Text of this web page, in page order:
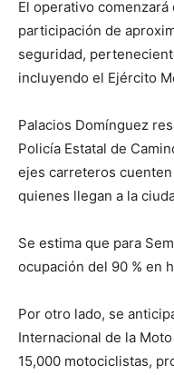
El operativo
participación de
seguridad,
incluyendo el Ejército
Palacios Domínguez
Policía Estatal de
ejes carreteros
quienes llegan a la
Se estima que para
ocupación del 90 % en
Por otro lado, se
Internacional de la
15,000 motociclistas,